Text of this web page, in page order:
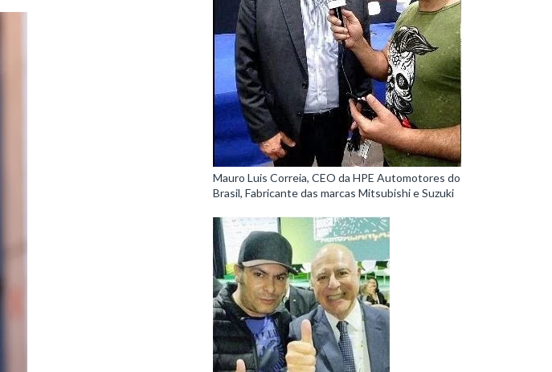
Mauro Luis Correia, CEO da HPE Automotores do
Brasil, Fabricante das marcas Mitsubishi e Suzuki